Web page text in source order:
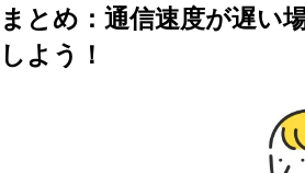
まとめ：通信速度が遅い
しよう！